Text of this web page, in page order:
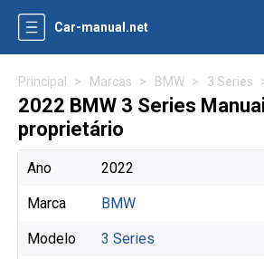
Car-manual.net
Principal Marcas BMW 3 Series
2022 BMW 3 Series
proprietário
Ano 2022
Marca BMW
Modelo 3 Series